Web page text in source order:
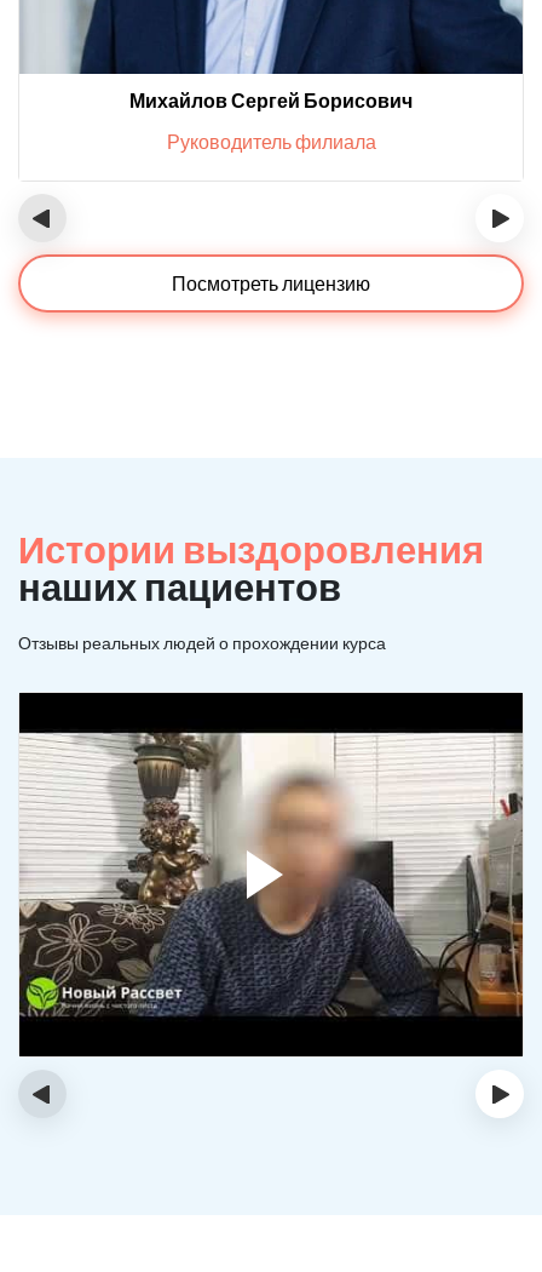
Михайлов Сергей Борисович
Руководитель филиала
‹ ›
Посмотреть лицензию
Истории выздоровления
наших пациентов
Отзывы реальных людей о прохождении курса
‹ ›